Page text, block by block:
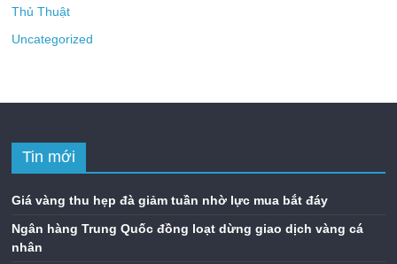
Thủ Thuật
Uncategorized
Tin mới
Giá vàng thu hẹp đà giảm tuần nhờ lực mua bắt đáy
Ngân hàng Trung Quốc đồng loạt dừng giao dịch vàng cá
nhân